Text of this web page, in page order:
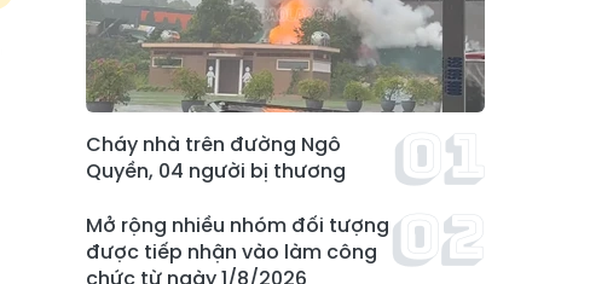
Cháy nhà trên đường Ngô
Quyền, 04 người bị thương
Mở rộng nhiều nhóm đối tượng
được tiếp nhận vào làm công